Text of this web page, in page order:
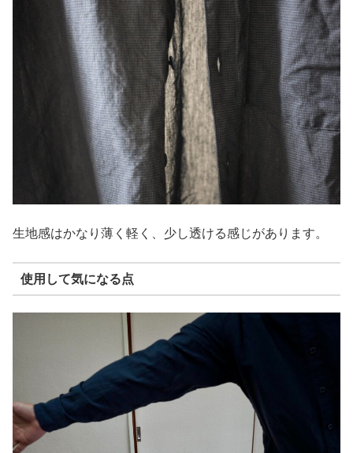
生地感はかなり薄く軽く、少し透ける感じがあります。
使用して気になる点